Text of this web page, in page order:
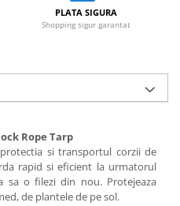
PLATA SIGURA
Shopping sigur garantat
Rope Tarp
si transportul corzii de
rapid si eficient la urmatorul
sa o filezi din nou. Protejeaza
de plantele de pe sol.